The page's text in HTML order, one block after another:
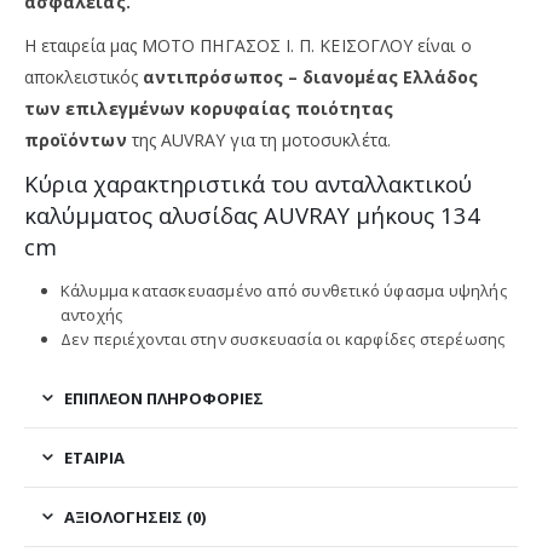
Η εταιρεία μας ΜΟΤΟ ΠΗΓΑΣΟΣ Ι. Π. ΚΕΪΣΟΓΛΟΥ είναι ο
αποκλειστικός αντιπρόσωπος – διανομέας Ελλάδος
των επιλεγμένων κορυφαίας ποιότητας
προϊόντων της AUVRAY για τη μοτοσυκλέτα.
Κύρια χαρακτηριστικά του ανταλλακτικού
καλύμματος αλυσίδας AUVRAY μήκους 134
cm
Κάλυμμα κατασκευασμένο από συνθετικό ύφασμα υψηλής
αντοχής
Δεν περιέχονται στην συσκευασία οι καρφίδες στερέωσης
ΕΠΙΠΛΈΟΝ ΠΛΗΡΟΦΟΡΊΕΣ
ΕΤΑΙΡΊΑ
ΑΞΙΟΛΟΓΉΣΕΙΣ (0)